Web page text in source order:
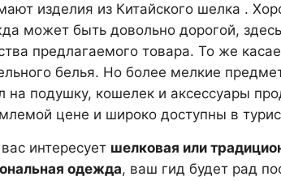
изделия из Китайского шелка .
может быть довольно дорогой, здесь
предлагаемого товара. То же
белья. Но более мелкие
на подушку, кошелек и аксессуары
цене и широко доступны в
интересует шелковая или
одежда, ваш гид будет рад